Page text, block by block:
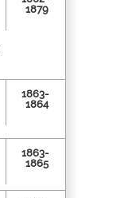
1879
1863-
1864
1863-
1865